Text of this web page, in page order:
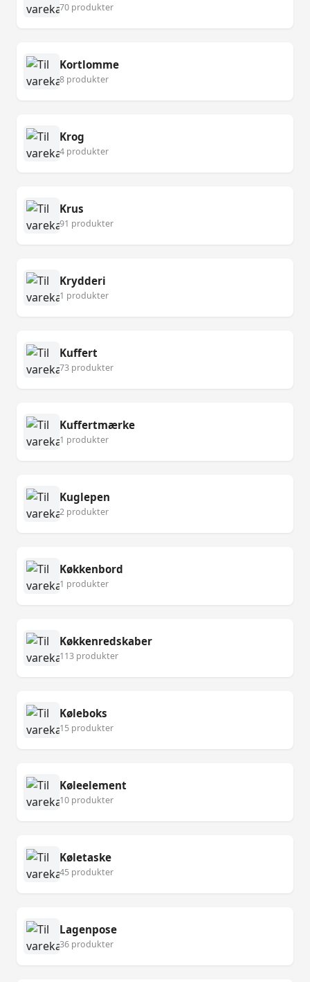
70 produkter
Kortlomme
8 produkter
Krog
4 produkter
Krus
91 produkter
Krydderi
1 produkter
Kuffert
73 produkter
Kuffertmærke
1 produkter
Kuglepen
2 produkter
Køkkenbord
1 produkter
Køkkenredskaber
113 produkter
Køleboks
15 produkter
Køleelement
10 produkter
Køletaske
45 produkter
Lagenpose
36 produkter